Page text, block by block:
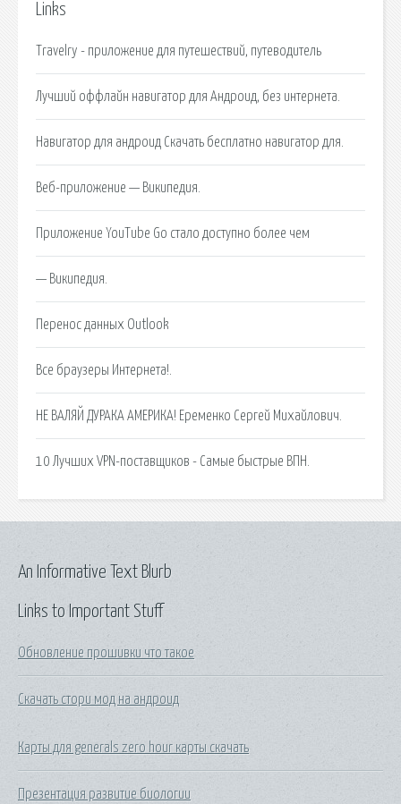
Links
Travelry - приложение для путешествий, путеводитель
Лучший оффлайн навигатор для Андроид, без интернета.
Навигатор для андроид Скачать бесплатно навигатор для.
Веб-приложение — Википедия.
Приложение YouTube Go стало доступно более чем
— Википедия.
Перенос данных Outlook
Все браузеры Интернета!.
НЕ ВАЛЯЙ ДУРАКА АМЕРИКА! Еременко Сергей Михайлович.
10 Лучших VPN-поставщиков - Самые быстрые ВПН.
Links to Important Stuff
Обновление прошивки что такое
Скачать стори мод на андроид
Карты для generals zero hour карты скачать
Презентация развитие биологии
An Informative Text Blurb